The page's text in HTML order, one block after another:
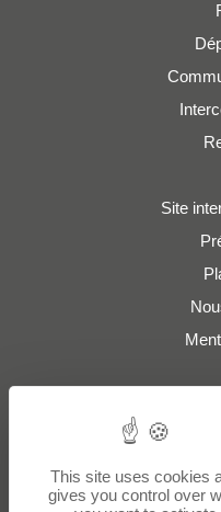
Site
Liste des adresses
Liste des adresses e-
-Création ou refonte
This site uses cookies
gives you control over